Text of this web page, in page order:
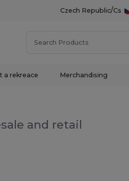
Czech Republic/Cs
a rekreace Merchandising
and retail